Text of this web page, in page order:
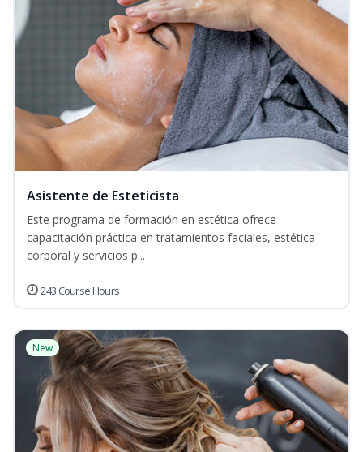
Asistente de Esteticista
Este programa de formación en estética ofrece
capacitación práctica en tratamientos faciales, estética
corporal y servicios p...
243 Course Hours
New